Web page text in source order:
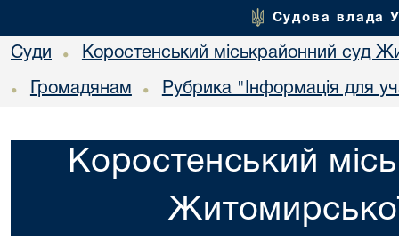
Судова влада
Суди • Коростенський міськрайонний суд
• Громадянам • Рубрика "Інформація для
Коростенський